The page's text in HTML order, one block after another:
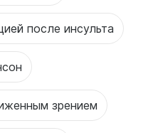
после инсульта
зрением